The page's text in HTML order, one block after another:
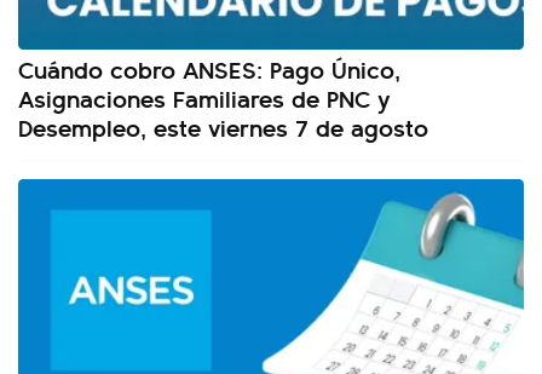
Cuándo cobro ANSES: Pago Único,
Asignaciones Familiares de PNC y
Desempleo, este viernes 7 de agosto